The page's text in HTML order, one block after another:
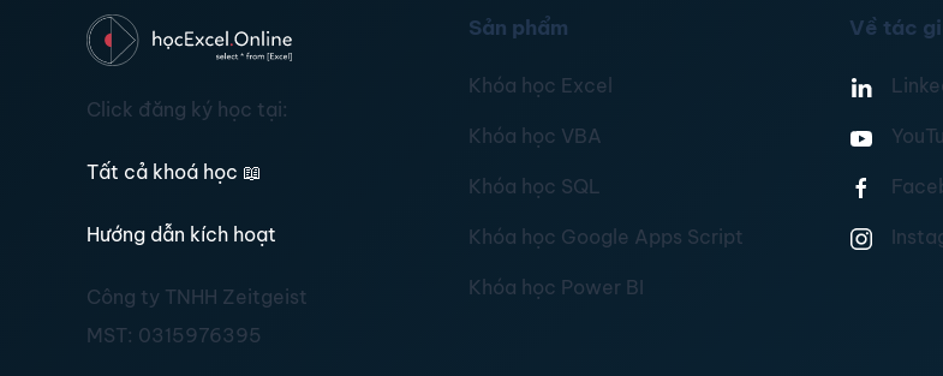
Click đăng ký học tại:
Tất cả khoá học 📖
Hướng dẫn kích hoạt
Công ty TNHH Zeitgeist
MST: 0315976395
Sản phẩm
Khóa học Excel
Khóa học VBA
Khóa học SQL
Khóa học Google Apps Script
Khóa học Power BI
Về tác